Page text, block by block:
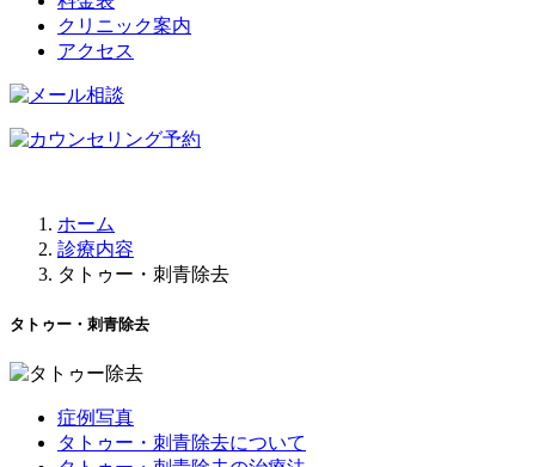
クリニック案内
アクセス
ホーム
診療内容
タトゥー・刺青除去
タトゥー・刺青除去
症例写真
タトゥー・刺青除去について